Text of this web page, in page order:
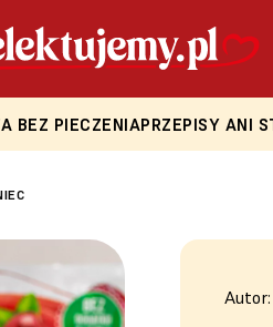
BEZ PIECZENIAPRZEPISY ANI